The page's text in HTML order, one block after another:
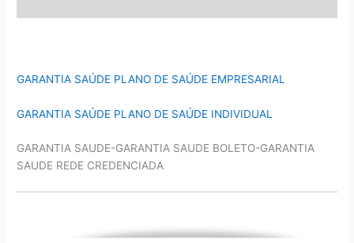
GARANTIA SAÚDE PLANO DE SAÚDE EMPRESARIAL
GARANTIA SAÚDE PLANO DE SAÚDE INDIVIDUAL
GARANTIA SAUDE-GARANTIA SAUDE BOLETO-GARANTIA
SAUDE REDE CREDENCIADA